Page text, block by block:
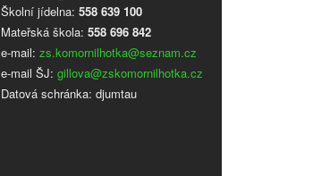
Školní jídelna: 558 639 100
Mateřská škola: 558 696 842
e-mail: zs.komornilhotka@seznam.cz
e-mail ŠJ: gillova@zskomornilhotka.cz
Datová schránka: djumtau